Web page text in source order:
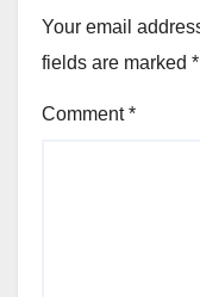
Your email
fields are marked *
Comment*